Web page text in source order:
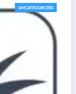
UNCATEGORIZED